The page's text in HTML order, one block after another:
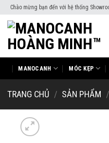
Skip
to
content
Chào mừng bạn đến với hệ thống
MANOCANH MÓC KẸP
TRANG CHỦ / SẢN PHẨM /